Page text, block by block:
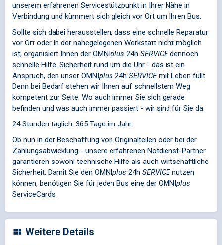
unserem erfahrenen Servicestützpunkt in Ihrer Nähe in
Verbindung und kümmert sich gleich vor Ort um Ihren Bus.
Sollte sich dabei herausstellen, dass eine schnelle Reparatur
vor Ort oder in der nahegelegenen Werkstatt nicht möglich
ist, organisiert Ihnen der OMNIplus 24h SERVICEdennoch
schnelle Hilfe. Sicherheit rund um die Uhr - das ist ein
Anspruch, den unser OMNIplus 24h SERVICEmit Leben füllt.
Denn bei Bedarf stehen wir Ihnen auf schnellstem Weg
kompetent zur Seite. Wo auch immer Sie sich gerade
befinden und was auch immer passiert - wir sind für Sie da.
24 Stunden täglich. 365 Tage im Jahr.
Ob nun in der Beschaffung von Originalteilen oder bei der
Zahlungsabwicklung - unsere erfahrenen Notdienst-Partner
garantieren sowohl technische Hilfe als auch wirtschaftliche
Sicherheit. Damit Sie den OMNIplus 24h SERVICEnutzen
können, benötigen Sie für jeden Bus eine der OMNIplus
ServiceCards.
Weitere Details